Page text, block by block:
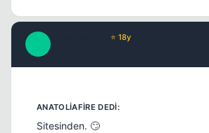
⭐ 18y
Sitesinden. 🙄